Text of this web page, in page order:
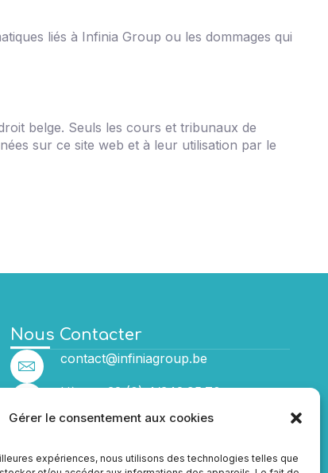
Gérer le consentement aux cookies
expériences, nous utilisons des technologies telles que
liés à Infinia Group ou les dommages qui
belge. Seuls les cours et tribunaux de
sur ce site web et à leur utilisation par le
Nous Contacter
contact@infiniagroup.be
Liège: +32 (0) 4/342.95.70
Bruxelles: +32 (0) 42/90.12.29
0778.797.261